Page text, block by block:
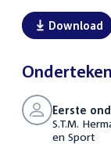
Download
Eerste
S.T.M.
en Sport